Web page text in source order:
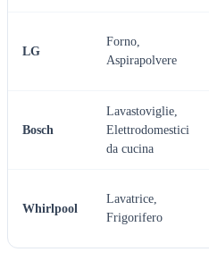
LG
Forno,
Aspirapolvere
Bosch
Lavastoviglie,
Elettrodomestici
da cucina
Whirlpool
Lavatrice,
Frigorifero